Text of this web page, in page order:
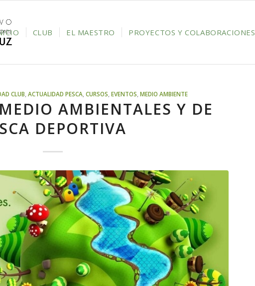
CLUB EL MAESTRO PROYECTOS Y COLABORACIONES
CLUB ,ACTUALIDAD PESCA ,CURSOS ,EVENTOS ,MEDIO AMBIENTE
AMBIENTALES Y DE
DEPORTIVA